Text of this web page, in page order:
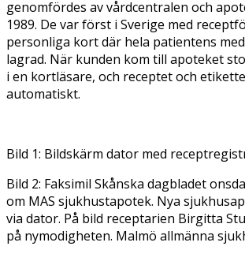
genomfördes av vårdcentralen och
1989. De var först i Sverige med
personliga kort där hela patientens
lagrad. När kunden kom till apoteket
i en kortläsare, och receptet och
automatiskt.
Bild 1: Bildskärm dator med
Bild 2: Faksimil Skånska dagbladet
om MAS sjukhustapotek. Nya
via dator. På bild receptarien Birgitta
på nymodigheten. Malmö allmänna